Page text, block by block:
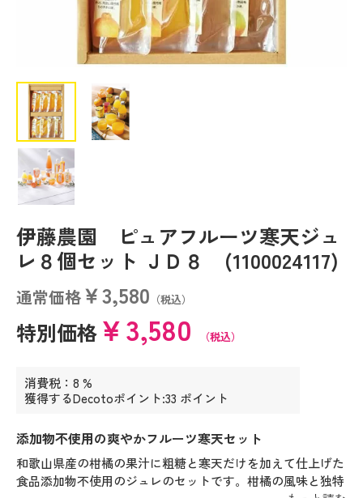
伊藤農園 ピュアフルーツ寒天ジュ
レ８個セット ＪＤ８ (1100024117)
通常価格￥3,580 （税込）
特別価格￥3,580 （税込）
消費税：8 %
獲得するDecotoポイント:33 ポイント
添加物不使用の爽やかフルーツ寒天セット
和歌山県産の柑橘の果汁に粗糖と寒天だけを加えて仕上げた
食品添加物不使用のジュレのセットです。柑橘の風味と独特